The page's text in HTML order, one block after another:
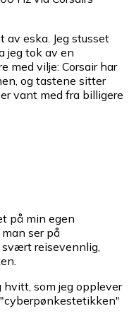
eska. Jeg stusset
jeg tok av en
med vilje: Corsair har
og tastene sitter
vant med fra billigere
på min egen
ser på
svært reisevennlig,
hvitt, som jeg opplever